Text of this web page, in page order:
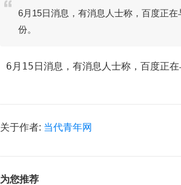
6月15日消息，有消息人士称，百度正
份。
6月15日消息，有消息人士称，百度正
关于作者: 当代青年网
为您推荐